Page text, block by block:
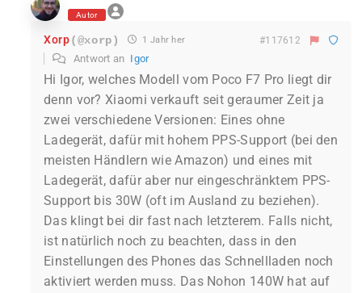
Autor
Xorp(@xorp) 1 Jahr her #117612
Antwort an Igor
Hi Igor, welches Modell vom Poco F7 Pro liegt dir
denn vor? Xiaomi verkauft seit geraumer Zeit ja
zwei verschiedene Versionen: Eines ohne
Ladegerät, dafür mit hohem PPS-Support (bei den
meisten Händlern wie Amazon) und eines mit
Ladegerät, dafür aber nur eingeschränktem PPS-
Support bis 30W (oft im Ausland zu beziehen).
Das klingt bei dir fast nach letzterem. Falls nicht,
ist natürlich noch zu beachten, dass in den
Einstellungen des Phones das Schnellladen noch
aktiviert werden muss. Das Nohon 140W hat auf